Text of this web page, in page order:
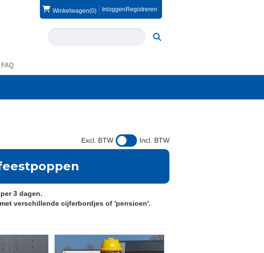
Winkelwagen(0) Inloggen Registreren
FAQ
Excl. BTW Incl. BTW
3 dagen.
verschillende cijferbordjes of 'pensioen'.